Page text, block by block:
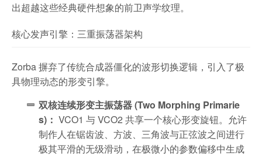
出超越这些经典硬件想象的前卫声学纹理。
核心发声引擎：三重振荡器架构
Zorba 摒弃了传统合成器僵化的波形切换逻辑，引入了极
具物理动态的形变引擎。
双核连续形变主振荡器 (Two Morphing Primarie
s)： VCO1 与 VCO2 共享一个核心形变旋钮。允许
制作人在锯齿波、方波、三角波与正弦波之间进行
极其平滑的无级滑动，在极微小的参数偏移中生成